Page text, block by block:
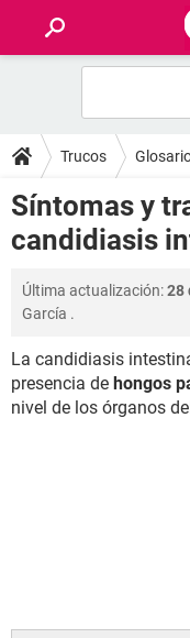
FOROS
SALUD
FAMILIA
NUTRICIÓN
BIENESTAR
Trucos
Síntomas y
candidiasis
Última actualización:28
García .
La candidiasis
presencia de hongos
nivel de los órganos